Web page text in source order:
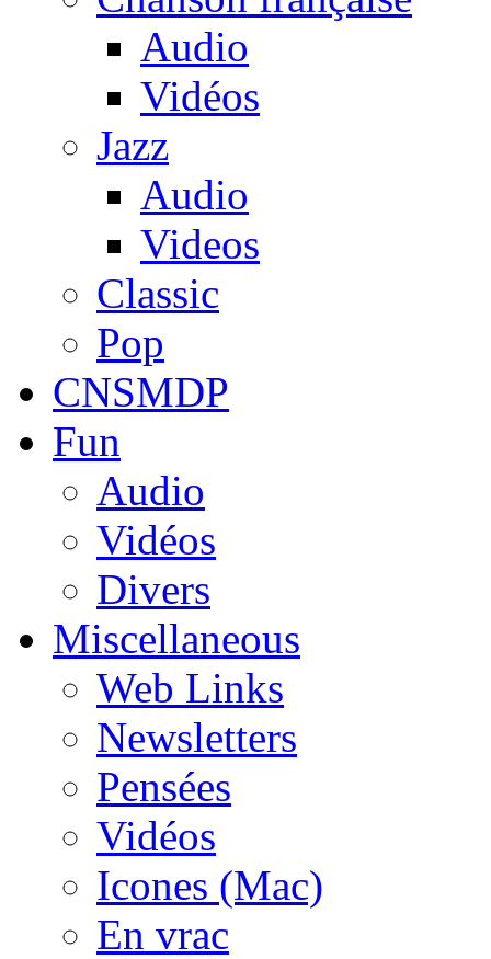
Audio
Vidéos
Jazz
Audio
Videos
Classic
Pop
CNSMDP
Fun
Audio
Vidéos
Divers
Miscellaneous
Web Links
Newsletters
Pensées
Vidéos
Icones (Mac)
En vrac